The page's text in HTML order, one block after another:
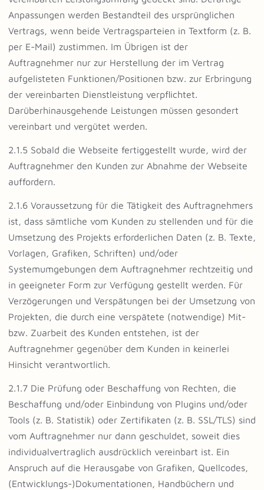
Anpassungen werden Bestandteil des ursprünglichen
Vertrags, wenn beide Vertragsparteien in Textform (z. B.
per E-Mail) zustimmen. Im Übrigen ist der
Auftragnehmer nur zur Herstellung der im Vertrag
aufgelisteten Funktionen/Positionen bzw. zur Erbringung
der vereinbarten Dienstleistung verpflichtet.
Darüberhinausgehende Leistungen müssen gesondert
vereinbart und vergütet werden.
2.1.5 Sobald die Webseite fertiggestellt wurde, wird der
Auftragnehmer den Kunden zur Abnahme der Webseite
auffordern.
2.1.6 Voraussetzung für die Tätigkeit des Auftragnehmers
ist, dass sämtliche vom Kunden zu stellenden und für die
Umsetzung des Projekts erforderlichen Daten (z. B. Texte,
Vorlagen, Grafiken, Schriften) und/oder
Systemumgebungen dem Auftragnehmer rechtzeitig und
in geeigneter Form zur Verfügung gestellt werden. Für
Verzögerungen und Verspätungen bei der Umsetzung von
Projekten, die durch eine verspätete (notwendige) Mit-
bzw. Zuarbeit des Kunden entstehen, ist der
Auftragnehmer gegenüber dem Kunden in keinerlei
Hinsicht verantwortlich.
2.1.7 Die Prüfung oder Beschaffung von Rechten, die
Beschaffung und/oder Einbindung von Plugins und/oder
Tools (z. B. Statistik) oder Zertifikaten (z. B. SSL/TLS) sind
vom Auftragnehmer nur dann geschuldet, soweit dies
individualvertraglich ausdrücklich vereinbart ist. Ein
Anspruch auf die Herausgabe von Grafiken, Quellcodes,
(Entwicklungs-)Dokumentationen, Handbüchern und